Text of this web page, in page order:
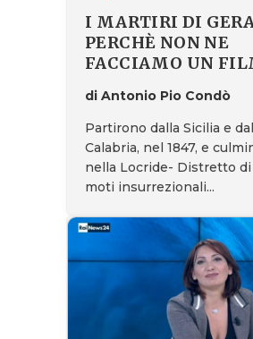
I MARTIRI DI
PERCHÈ NON NE
FACCIAMO UN
di Antonio Pio Condò
Partirono dalla Sicilia e
Calabria, nel 1847, e
nella Locride- Distretto di
moti insurrezionali...